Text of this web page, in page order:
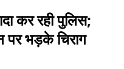
कर रही पुलिस;
भड़के चिराग